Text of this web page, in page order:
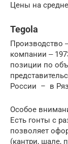
Цены на
Tegola
Производство
компании ‒
позиции по
России – в
Особое
Есть гонты с
позволяет
(кантри, шале,